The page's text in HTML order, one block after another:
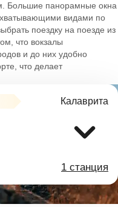
Большие панорамные окна
видами по
поездку на поезде из
что вокзалы
и до них удобно
что делает
Калаврита
1 станция